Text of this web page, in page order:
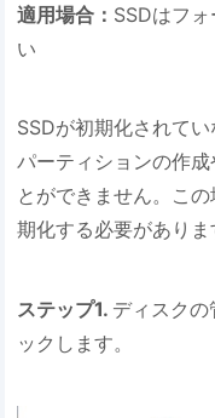
適用場合： SSDはフ
い
SSDが初期化されて
パーティションの作
とができません。こ
期化する必要がありま
ステップ1. ディスクの
ックします。